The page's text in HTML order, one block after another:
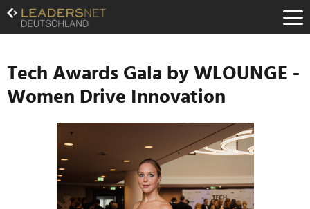
Zum
Inhalt
Zur
Navigation
Zur
Hauptnavigation
Tech Awards Gala by WLOUNGE -
Women Drive Innovation